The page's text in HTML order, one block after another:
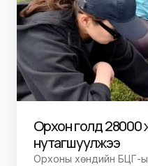
Орхон голд 28000
нутагшуулжээ
Орхоны хөндийн БЦГ-